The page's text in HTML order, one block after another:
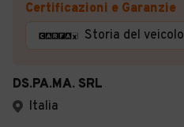
Certificazioni e Garanzie
Storia del veicolo
DS.PA.MA. SRL
Italia